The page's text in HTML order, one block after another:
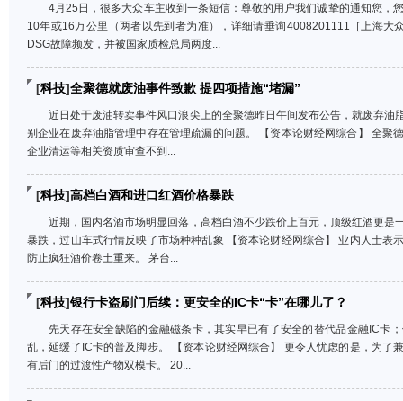
4月25日，很多大众车主收到一条短信：尊敬的用户我们诚挚的通知您，
10年或16万公里（两者以先到者为准），详细请垂询4008201111［上海大
DSG故障频发，并被国家质检总局两度...
[科技]全聚德就废油事件致歉 提四项措施“堵漏”
近日处于废油转卖事件风口浪尖上的全聚德昨日午间发布公告，就废弃油
别企业在废弃油脂管理中存在管理疏漏的问题。 【资本论财经网综合】 全聚
企业清运等相关资质审查不到...
[科技]高档白酒和进口红酒价格暴跌
近期，国内名酒市场明显回落，高档白酒不少跌价上百元，顶级红酒更是
暴跌，过山车式行情反映了市场种种乱象 【资本论财经网综合】 业内人士表
防止疯狂酒价卷土重来。 茅台...
[科技]银行卡盗刷门后续：更安全的IC卡“卡”在哪儿了？
先天存在安全缺陷的金融磁条卡，其实早已有了安全的替代品金融IC卡
乱，延缓了IC卡的普及脚步。 【资本论财经网综合】 更令人忧虑的是，为了
有后门的过渡性产物双模卡。 20...